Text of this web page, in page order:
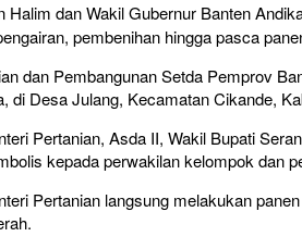
Halim dan Wakil Gubernur Banten
pembenihan hingga pasca
dan Pembangunan Setda Pemprov
Desa Julang, Kecamatan Cikande,
Pertanian, Asda II, Wakil Bupati
kepada perwakilan kelompok dan
Pertanian langsung melakukan